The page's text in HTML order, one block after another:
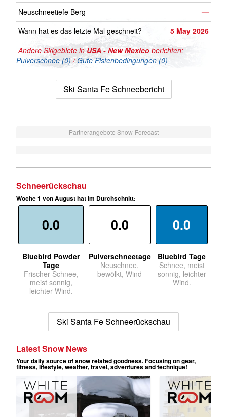
Neuschneetiefe Berg
—
Wann hat es das letzte Mal geschneit?
5 May 2026
Andere Skigebiete inUSA - New Mexico berichten:
Pulverschnee (0)/Gute Pistenbedingungen (0)
Ski Santa Fe Schneebericht
Partnerangebote Snow-Forecast
Schneerückschau
Woche 1 von August hat im Durchschnitt:
0.0
Bluebird Powder
Tage
Frischer Schnee,
meist sonnig,
leichter Wind.
0.0
Pulverschneetage
Neuschnee,
bewölkt, Wind
0.0
Bluebird Tage
Schnee, meist
sonnig, leichter
Wind.
Ski Santa Fe Schneerückschau